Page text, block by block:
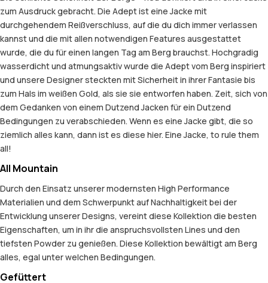
zum Ausdruck gebracht. Die Adept ist eine Jacke mit
durchgehendem Reißverschluss, auf die du dich immer verlassen
kannst und die mit allen notwendigen Features ausgestattet
wurde, die du für einen langen Tag am Berg brauchst. Hochgradig
wasserdicht und atmungsaktiv wurde die Adept vom Berg inspiriert
und unsere Designer steckten mit Sicherheit in ihrer Fantasie bis
zum Hals im weißen Gold, als sie sie entworfen haben. Zeit, sich von
dem Gedanken von einem Dutzend Jacken für ein Dutzend
Bedingungen zu verabschieden. Wenn es eine Jacke gibt, die so
ziemlich alles kann, dann ist es diese hier. Eine Jacke, to rule them
all!
All Mountain
Durch den Einsatz unserer modernsten High Performance
Materialien und dem Schwerpunkt auf Nachhaltigkeit bei der
Entwicklung unserer Designs, vereint diese Kollektion die besten
Eigenschaften, um in ihr die anspruchsvollsten Lines und den
tiefsten Powder zu genießen. Diese Kollektion bewältigt am Berg
alles, egal unter welchen Bedingungen.
Gefüttert